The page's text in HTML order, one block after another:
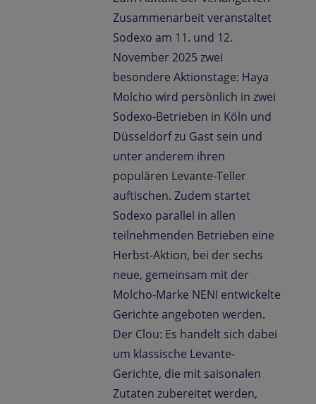
Zusammenarbeit veranstaltet
Sodexo am 11. und 12.
November 2025 zwei
besondere Aktionstage: Haya
Molcho wird persönlich in zwei
Sodexo-Betrieben in Köln und
Düsseldorf zu Gast sein und
unter anderem ihren
populären Levante-Teller
auftischen. Zudem startet
Sodexo parallel in allen
teilnehmenden Betrieben eine
Herbst-Aktion, bei der sechs
neue, gemeinsam mit der
Molcho-Marke NENI entwickelte
Gerichte angeboten werden.
Der Clou: Es handelt sich dabei
um klassische Levante-
Gerichte, die mit saisonalen
Zutaten zubereitet werden,